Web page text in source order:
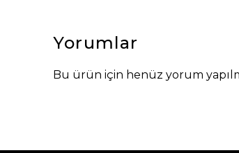
Yorumlar
Bu ürün için henüz yorum